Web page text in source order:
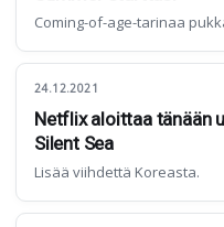
Coming-of-age-tarinaa
24.12.2021
Netflix aloittaa tänään
Silent Sea
Lisää viihdettä Koreasta.